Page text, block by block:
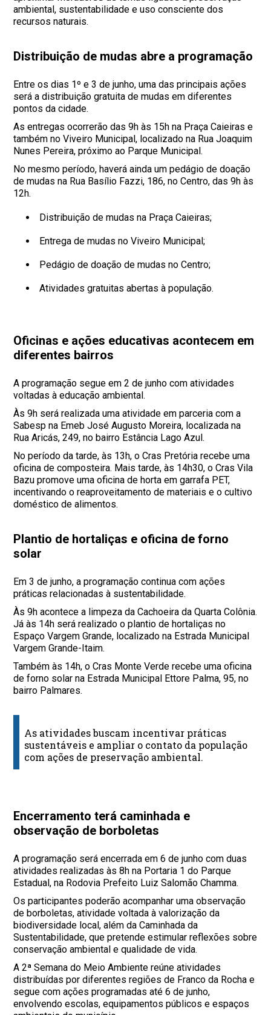
ambiental, sustentabilidade e uso consciente dos
recursos naturais.
Distribuição de mudas abre a programação
Entre os dias 1º e 3 de junho, uma das principais ações
será a distribuição gratuita de mudas em diferentes
pontos da cidade.
As entregas ocorrerão das 9h às 15h na Praça Caieiras e
também no Viveiro Municipal, localizado na Rua Joaquim
Nunes Pereira, próximo ao Parque Municipal.
No mesmo período, haverá ainda um pedágio de doação
de mudas na Rua Basílio Fazzi, 186, no Centro, das 9h às
12h.
Distribuição de mudas na Praça Caieiras;
Entrega de mudas no Viveiro Municipal;
Pedágio de doação de mudas no Centro;
Atividades gratuitas abertas à população.
Oficinas e ações educativas acontecem em
diferentes bairros
A programação segue em 2 de junho com atividades
voltadas à educação ambiental.
Às 9h será realizada uma atividade em parceria com a
Sabesp na Emeb José Augusto Moreira, localizada na
Rua Aricás, 249, no bairro Estância Lago Azul.
No período da tarde, às 13h, o Cras Pretória recebe uma
oficina de composteira. Mais tarde, às 14h30, o Cras Vila
Bazu promove uma oficina de horta em garrafa PET,
incentivando o reaproveitamento de materiais e o cultivo
doméstico de alimentos.
Plantio de hortaliças e oficina de forno
solar
Em 3 de junho, a programação continua com ações
práticas relacionadas à sustentabilidade.
Às 9h acontece a limpeza da Cachoeira da Quarta Colônia.
Já às 14h será realizado o plantio de hortaliças no
Espaço Vargem Grande, localizado na Estrada Municipal
Vargem Grande-Itaim.
Também às 14h, o Cras Monte Verde recebe uma oficina
de forno solar na Estrada Municipal Ettore Palma, 95, no
bairro Palmares.
As atividades buscam incentivar práticas
sustentáveis e ampliar o contato da população
com ações de preservação ambiental.
Encerramento terá caminhada e
observação de borboletas
A programação será encerrada em 6 de junho com duas
atividades realizadas às 8h na Portaria 1 do Parque
Estadual, na Rodovia Prefeito Luiz Salomão Chamma.
Os participantes poderão acompanhar uma observação
de borboletas, atividade voltada à valorização da
biodiversidade local, além da Caminhada da
Sustentabilidade, que pretende estimular reflexões sobre
conservação ambiental e qualidade de vida.
A 2ª Semana do Meio Ambiente reúne atividades
distribuídas por diferentes regiões de Franco da Rocha e
segue com ações programadas até 6 de junho,
envolvendo escolas, equipamentos públicos e espaços